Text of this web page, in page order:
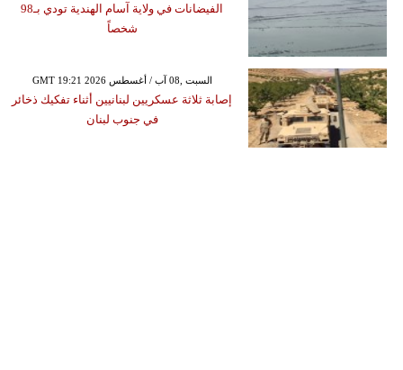
الفيضانات في ولاية آسام الهندية تودي بـ98
شخصاً
GMT 19:21 2026 السبت ,08 آب / أغسطس
إصابة ثلاثة عسكريين لبنانيين أثناء تفكيك ذخائر
في جنوب لبنان